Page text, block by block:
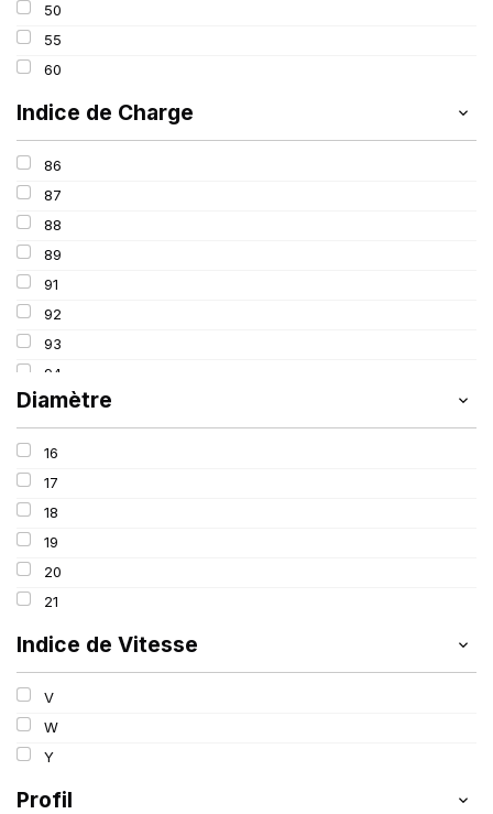
50
55
60
Indice de Charge
86
87
88
89
91
92
93
94
95
96
97
98
99
100
101
102
103
Diamètre
16
17
18
19
20
21
Indice de Vitesse
V
W
Y
Profil